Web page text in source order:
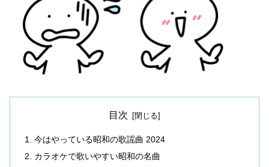
目次
今はやっている昭和の歌謡曲 2024
カラオケで歌いやすい昭和の名曲